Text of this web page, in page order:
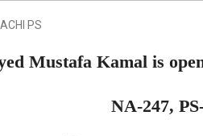
PS
Mustafa Kamal is
NA-247,